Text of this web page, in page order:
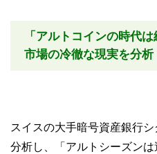
「アルトコインの時代
市場の冷徹な現実を分析
スイスの大手暗号資産銀行
分析し、「アルトシーズン